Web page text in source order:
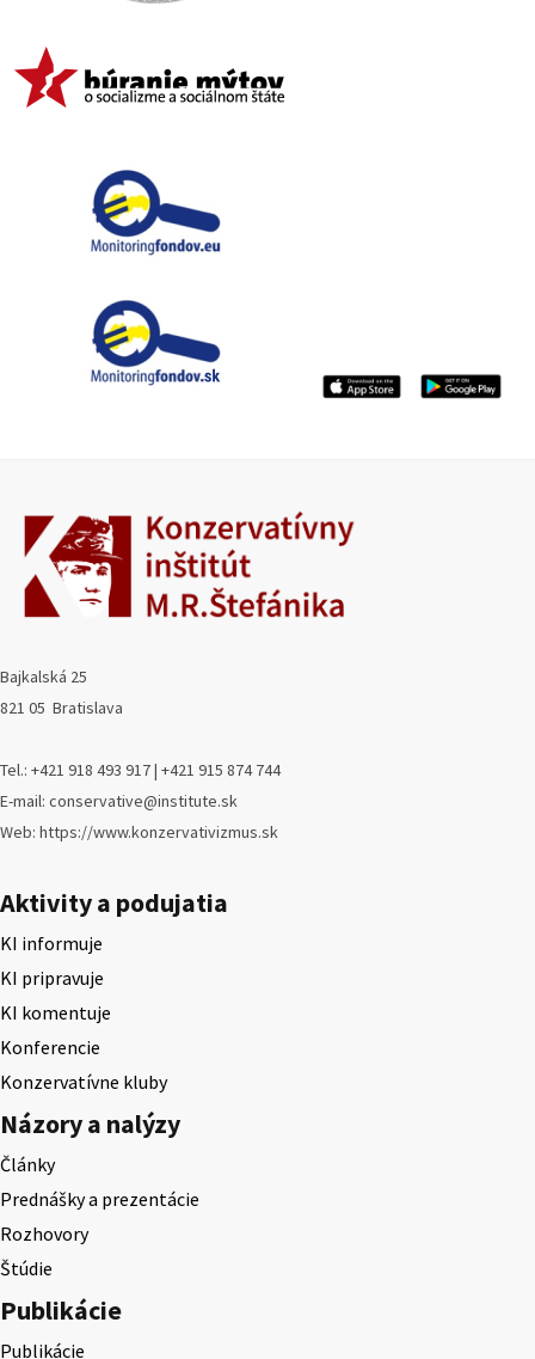
Bajkalská 25
821 05 Bratislava
Tel.: +421 918 493 917 | +421 915 874 744
E-mail: conservative@institute.sk
Web: https://www.konzervativizmus.sk
Aktivity a podujatia
KI informuje
KI pripravuje
KI komentuje
Konferencie
Konzervatívne kluby
Názory a nalýzy
Články
Prednášky a prezentácie
Rozhovory
Štúdie
Publikácie
Publikácie